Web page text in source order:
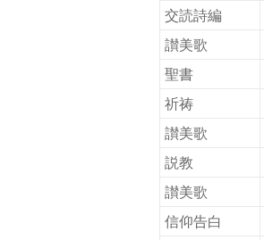
交読詩編
讃美歌
聖書
祈祷
讃美歌
説教
讃美歌
信仰告白